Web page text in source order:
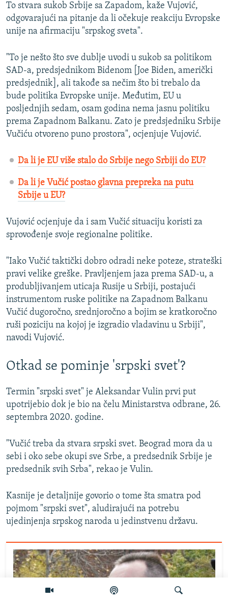
To stvara sukob Srbije sa Zapadom, kaže Vujović,
odgovarajući na pitanje da li očekuje reakciju Evropske
unije na afirmaciju "srpskog sveta".
"To je nešto što sve dublje uvodi u sukob sa politikom
SAD-a, predsjednikom Bidenom [Joe Biden, američki
predsjednik], ali takođe sa nečim što bi trebalo da
bude politika Evropske unije. Međutim, EU u
posljednjih sedam, osam godina nema jasnu politiku
prema Zapadnom Balkanu. Zato je predsjedniku Srbije
Vučiću otvoreno puno prostora", ocjenjuje Vujović.
Da li je EU više stalo do Srbije nego Srbiji do EU?
Da li je Vučić postao glavna prepreka na putu
Srbije u EU?
Vujović ocjenjuje da i sam Vučić situaciju koristi za
sprovođenje svoje regionalne politike.
"Iako Vučić taktički dobro odradi neke poteze, strateški
pravi velike greške. Pravljenjem jaza prema SAD-u, a
produbljivanjem uticaja Rusije u Srbiji, postajući
instrumentom ruske politike na Zapadnom Balkanu
Vučić dugoročno, srednjoročno a bojim se kratkoročno
ruši poziciju na kojoj je izgradio vladavinu u Srbiji",
navodi Vujović.
Otkad se pominje 'srpski svet'?
Termin "srpski svet" je Aleksandar Vulin prvi put
upotrijebio dok je bio na čelu Ministarstva odbrane, 26.
septembra 2020. godine.
"Vučić treba da stvara srpski svet. Beograd mora da u
sebi i oko sebe okupi sve Srbe, a predsednik Srbije je
predsednik svih Srba", rekao je Vulin.
Kasnije je detaljnije govorio o tome šta smatra pod
pojmom "srpski svet", aludirajući na potrebu
ujedinjenja srpskog naroda u jedinstvenu državu.